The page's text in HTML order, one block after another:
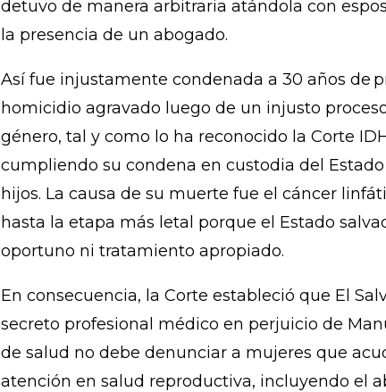
Manuela fue llevada al hospital pero, a pesar
indebidamente denunciada por el personal
creyendo que ella estaba escondiendo una
detuvo de manera arbitraria atándola con
la presencia de un abogado.
Así fue injustamente condenada a 30 años de
homicidio agravado luego de un injusto
género, tal y como lo ha reconocido la Corte
hijos. La causa de su muerte fue el cáncer
hasta la etapa más letal porque el Estado
oportuno ni tratamiento apropiado.